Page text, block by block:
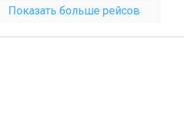
Показать больше рейсов